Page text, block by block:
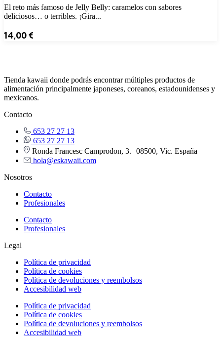
El reto más famoso de Jelly Belly: caramelos con sabores
deliciosos… o terribles. ¡Gira...
14,00€
Tienda kawaii donde podrás encontrar múltiples productos de
alimentación principalmente japoneses, coreanos, estadounidenses y
mexicanos.
Contacto
653 27 27 13
653 27 27 13
Ronda Francesc Camprodon, 3. 08500, Vic. España
hola@eskawaii.com
Nosotros
Contacto
Profesionales
Contacto
Profesionales
Legal
Política de privacidad
Política de cookies
Política de devoluciones y reembolsos
Accesibilidad web
Política de privacidad
Política de cookies
Política de devoluciones y reembolsos
Accesibilidad web